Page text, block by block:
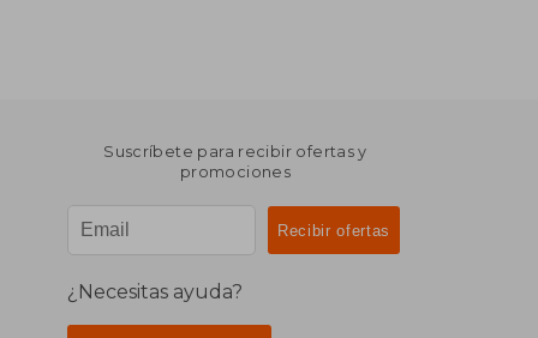
Suscríbete para recibir ofertas y
promociones
¿Necesitas ayuda?